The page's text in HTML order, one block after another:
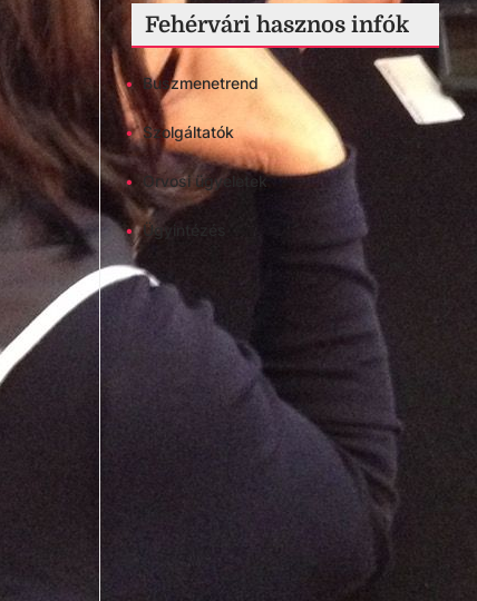
Fehérvári hasznos infók
• Buszmenetrend
• Szolgáltatók
• Orvosi ügyeletek
• Ügyintézés